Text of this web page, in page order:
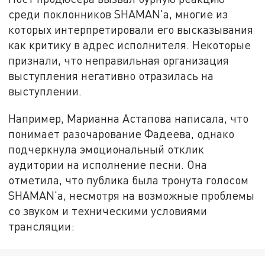
среди поклонников SHAMAN'а, многие из
которых интерпретировали его высказывания
как критику в адрес исполнителя. Некоторые
признали, что неправильная организация
выступления негативно отразилась на
выступлении.
Например, Марианна Астапова написала, что
понимает разочарование Фадеева, однако
подчеркнула эмоциональный отклик
аудитории на исполнение песни. Она
отметила, что публика была тронута голосом
SHAMAN'а, несмотря на возможные проблемы
со звуком и техническими условиями
трансляции: